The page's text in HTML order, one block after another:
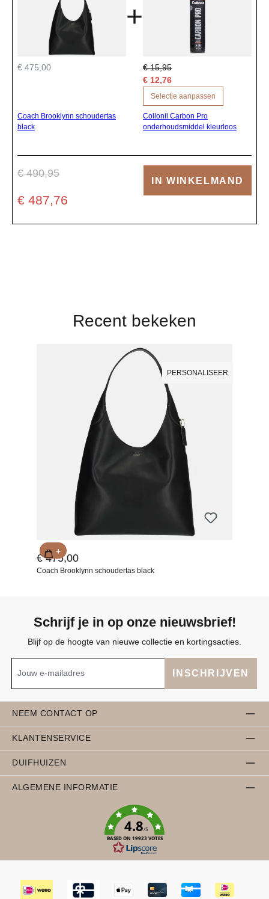
€ 475,00
Coach Brooklynn schoudertas
black
+
€ 15,95
€ 12,76
Selectie aanpassen
Collonil Carbon Pro
onderhoudsmiddel kleurloos
€ 490,95
€ 487,76
IN WINKELMAND
Recent bekeken
PERSONALISEER
€ 475,00
Coach Brooklynn schoudertas black
+
Schrijf je in op onze nieuwsbrief!
Blijf op de hoogte van nieuwe collectie en kortingsacties.
INSCHRIJVEN
NEEM CONTACT OP
KLANTENSERVICE
DUIFHUIZEN
ALGEMENE INFORMATIE
4.8/5
BASED ON 19923 VOTES